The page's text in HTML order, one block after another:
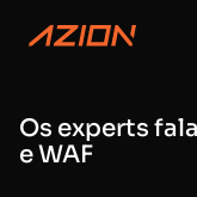
Os experts
e WAF